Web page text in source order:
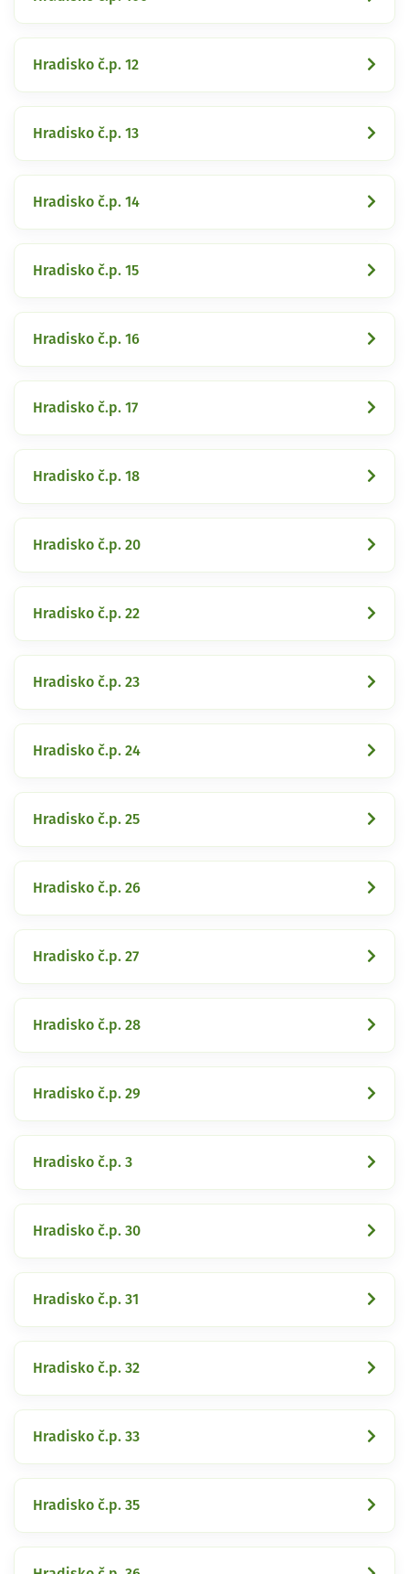
Hradisko č.p. 12
Hradisko č.p. 13
Hradisko č.p. 14
Hradisko č.p. 15
Hradisko č.p. 16
Hradisko č.p. 17
Hradisko č.p. 18
Hradisko č.p. 20
Hradisko č.p. 22
Hradisko č.p. 23
Hradisko č.p. 24
Hradisko č.p. 25
Hradisko č.p. 26
Hradisko č.p. 27
Hradisko č.p. 28
Hradisko č.p. 29
Hradisko č.p. 3
Hradisko č.p. 30
Hradisko č.p. 31
Hradisko č.p. 32
Hradisko č.p. 33
Hradisko č.p. 35